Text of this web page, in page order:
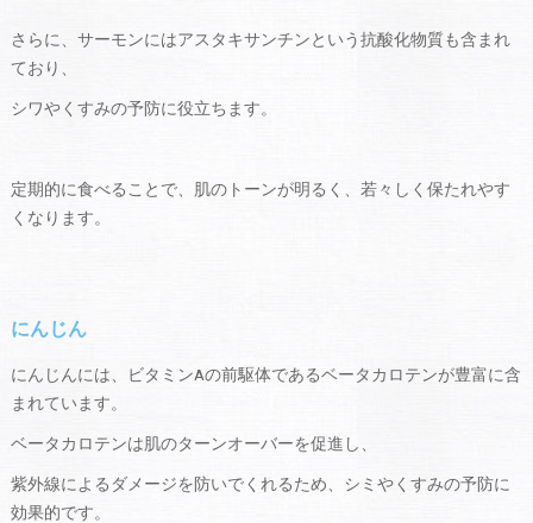
さらに、サーモンにはアスタキサンチンという抗酸化物質も含まれ
ており、
シワやくすみの予防に役立ちます。
定期的に食べることで、肌のトーンが明るく、若々しく保たれやす
くなります。
にんじん
にんじんには、ビタミンAの前駆体であるベータカロテンが豊富に含
まれています。
ベータカロテンは肌のターンオーバーを促進し、
紫外線によるダメージを防いでくれるため、シミやくすみの予防に
効果的です。